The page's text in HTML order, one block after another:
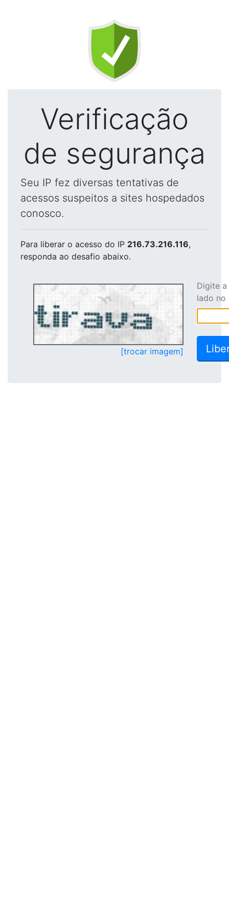
Verificação
de segurança
Seu IP fez diversas tentativas de
acessos suspeitos a sites hospedados
conosco.
Para liberar o acesso do IP 216.73.216.116,
responda ao desafio abaixo.
[trocar imagem]
Digite
lado no